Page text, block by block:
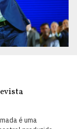
é uma